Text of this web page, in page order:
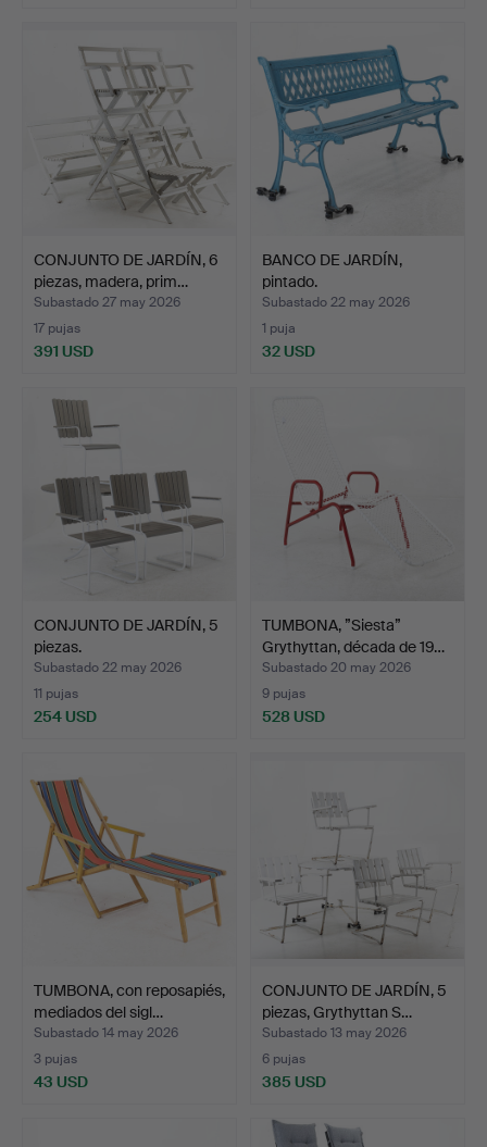
CONJUNTO DE JARDÍN, 6
piezas, madera, prim…
Subastado 27 may 2026
17 pujas
391 USD
BANCO DE JARDÍN,
pintado.
Subastado 22 may 2026
1 puja
32 USD
CONJUNTO DE JARDÍN, 5
piezas.
Subastado 22 may 2026
11 pujas
254 USD
TUMBONA, ”Siesta”
Grythyttan, década de 19…
Subastado 20 may 2026
9 pujas
528 USD
TUMBONA, con reposapiés,
mediados del sigl…
Subastado 14 may 2026
3 pujas
43 USD
CONJUNTO DE JARDÍN, 5
piezas, Grythyttan S…
Subastado 13 may 2026
6 pujas
385 USD